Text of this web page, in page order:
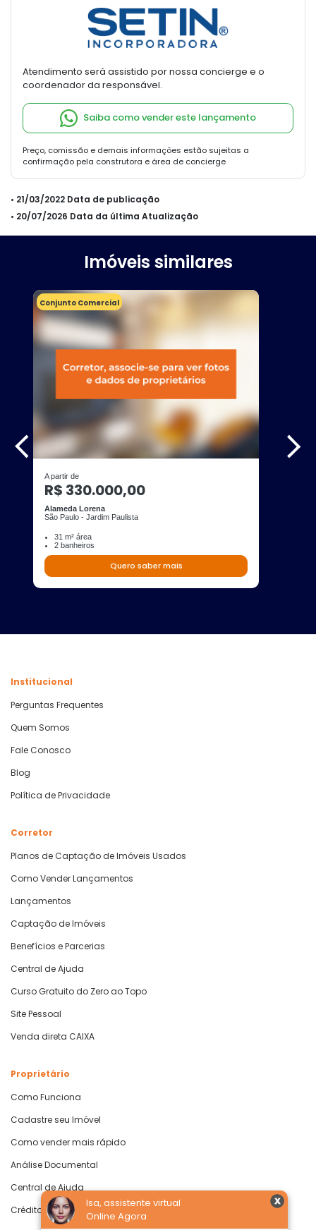
Atendimento será assistido por nossa concierge e o
coordenador da responsável.
Saiba como vender este lançamento
Preço, comissão e demais informações estão sujeitas a
confirmação pela construtora e área de concierge
• 21/03/2022 Data de publicação
• 20/07/2026 Data da última Atualização
Imóveis similares
Conjunto Comercial
A partir de
R$ 330.000,00
Alameda Lorena
São Paulo - Jardim Paulista
31 m² área
2 banheiros
Quero saber mais
Isa, assistente virtual
Online Agora
Institucional
Perguntas Frequentes
Quem Somos
Fale Conosco
Blog
Política de Privacidade
Corretor
Planos de Captação de Imóveis Usados
Como Vender Lançamentos
Lançamentos
Captação de Imóveis
Benefícios e Parcerias
Central de Ajuda
Curso Gratuito do Zero ao Topo
Site Pessoal
Venda direta CAIXA
Proprietário
Como Funciona
Cadastre seu Imóvel
Como vender mais rápido
Análise Documental
Central de Ajuda
Crédito com Garantia de Imóvel